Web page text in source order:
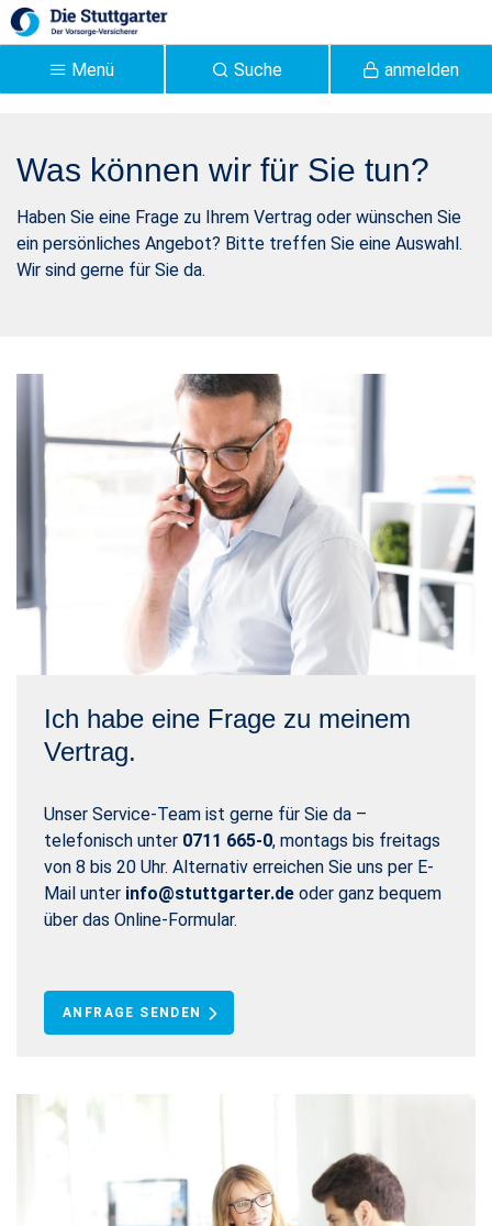
Zum Hauptinhalt springen
anmelden
Suche
Menü
Angebotswunsch |
Stuttgarter Versicherung -
Stuttgarter
Was können wir für Sie tun?
Haben Sie eine Frage zu Ihrem Vertrag oder wünschen Sie
ein persönliches Angebot? Bitte treffen Sie eine Auswahl.
Wir sind gerne für Sie da.
Ich habe eine Frage zu meinem
Vertrag.
Unser Service-Team ist gerne für Sie da –
telefonisch unter 0711 665-0, montags bis freitags
von 8 bis 20 Uhr. Alternativ erreichen Sie uns per E-
Mail unter info@stuttgarter.de oder ganz bequem
über das Online-Formular.
ANFRAGE SENDEN